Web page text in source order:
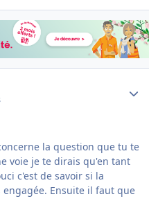
la question que tu te
voie je te dirais qu'en tant
c'est de savoir si la
Ensuite il faut que